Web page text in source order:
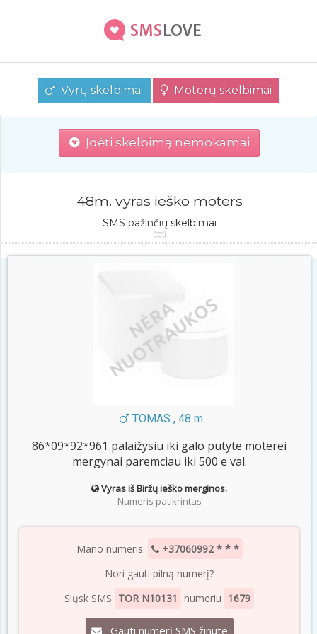
Vyrų skelbimai Moterų skelbimai
Įdėti skelbimą nemokamai
48m. vyras ieško moters
SMS pažinčių skelbimai
TOMAS , 48 m.
86*09*92*961 palaižysiu iki galo putyte moterei
mergynai paremciau iki 500 e val.
Vyras iš Biržų ieško merginos.
Numeris patikrintas
Mano numeris:
+37060992 * * *
Nori gauti pilną numerį?
Siųsk SMS TOR N10131 numeriu 1679
Gauti numerį SMS žinute